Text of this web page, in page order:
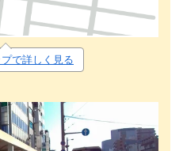
で詳しく見る